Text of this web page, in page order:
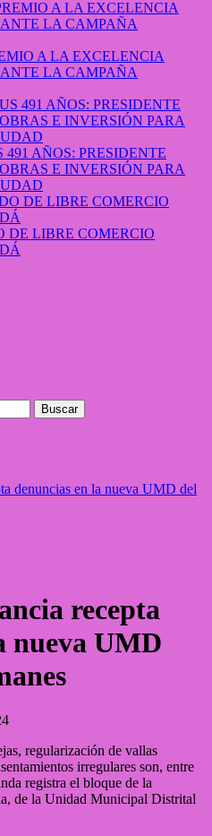
A LA EXCELENCIA
LA CAMPAÑA
AÑOS: PRESIDENTE
E INVERSIÓN PARA
DE LIBRE COMERCIO
denuncias en la nueva UMD del
recepta
nueva UMD
regularización de vallas
irregulares son, entre
registra el bloque de la
de la Unidad Municipal Distrital